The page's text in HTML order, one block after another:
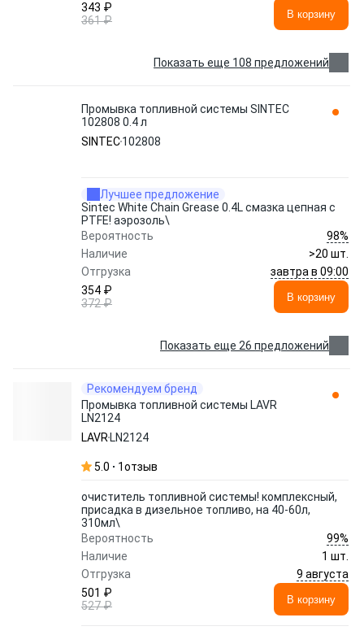
343 ₽
361 ₽
В корзину
Показать еще 108 предложений
Промывка топливной системы SINTEC
102808 0.4 л
SINTEC102808
Лучшее предложение
Sintec White Chain Grease 0.4L смазка цепная c
PTFE! аэрозоль\
Вероятность
98%
Наличие
>20 шт.
Отгрузка
завтра в 09:00
354 ₽
372 ₽
В корзину
Показать еще 26 предложений
Рекомендуем бренд
Промывка топливной системы LAVR
LN2124
LAVR LN2124
5.0 1отзыв
очиститель топливной системы! комплексный,
присадка в дизельное топливо, на 40-60л,
310мл\
Вероятность
99%
Наличие
1 шт.
Отгрузка
9 августа
501 ₽
527 ₽
В корзину